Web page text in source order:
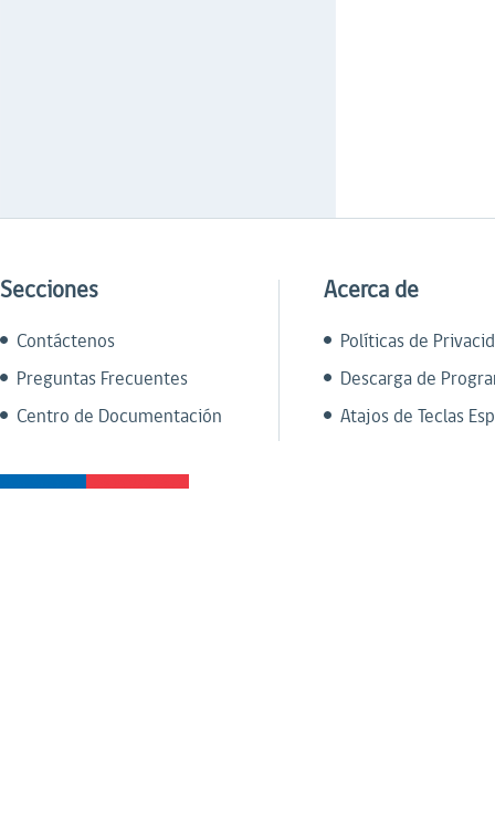
Secciones
Contáctenos
Preguntas Frecuentes
Centro de Documentación
Acerca de
Políticas de
Descarga de
Atajos de Teclas